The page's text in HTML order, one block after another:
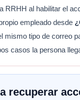
RRHH al habilitar el
empleado desde
mismo tipo de correo
casos la persona
recuperar